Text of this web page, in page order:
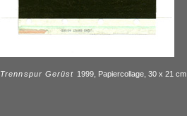
Trennspur Gerüst 1999, Papiercollage, 30 x 21 cm